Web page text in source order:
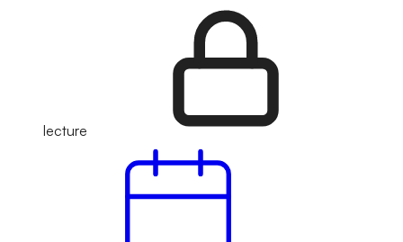
lecture